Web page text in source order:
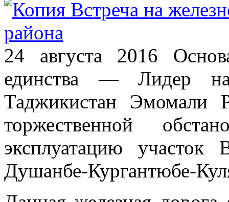
24 августа 2016
единства — Лидер
Таджикистан Эмомали
торжественной
эксплуатацию участок
Душанбе-Кургантюбе-